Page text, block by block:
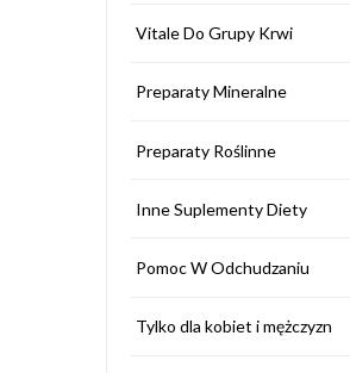
Vitale Do Grupy Krwi
Preparaty Mineralne
Preparaty Roślinne
Inne Suplementy Diety
Pomoc W Odchudzaniu
Tylko dla kobiet i mężczyzn